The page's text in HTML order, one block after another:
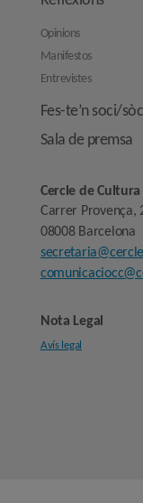
Opinions
Manifestos
Entrevistes
Fes-te’n soci/
Sala de premsa
Cercle de Cultura
Carrer Provença,
08008 Barcelona
Nota Legal
Avís legal